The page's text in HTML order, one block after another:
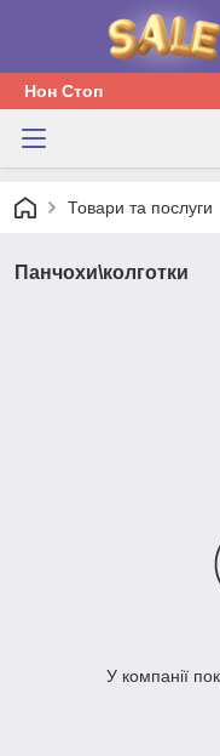
Нон Стоп
Товари та послуги
Панчохи\колготки
У компанії